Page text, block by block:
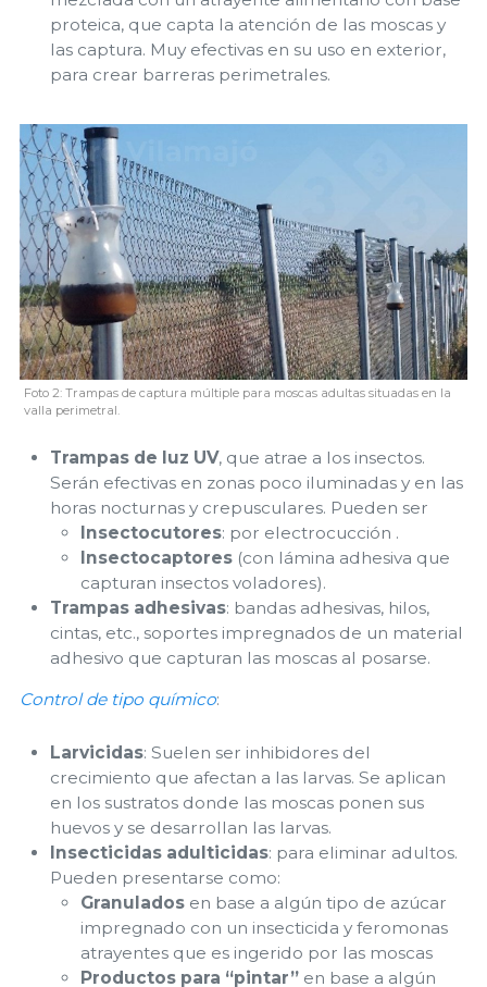
proteica, que capta la atención de las moscas y
las captura. Muy efectivas en su uso en exterior,
para crear barreras perimetrales.
Foto 2: Trampas de captura múltiple para moscas adultas situadas en la
valla perimetral.
Trampas de luz UV, que atrae a los insectos.
Serán efectivas en zonas poco iluminadas y en las
horas nocturnas y crepusculares. Pueden ser
Insectocutores: por electrocucción .
Insectocaptores (con lámina adhesiva que
capturan insectos voladores).
Trampas adhesivas: bandas adhesivas, hilos,
cintas, etc., soportes impregnados de un material
adhesivo que capturan las moscas al posarse.
Control de tipo químico:
Larvicidas: Suelen ser inhibidores del
crecimiento que afectan a las larvas. Se aplican
en los sustratos donde las moscas ponen sus
huevos y se desarrollan las larvas.
Insecticidas adulticidas: para eliminar adultos.
Pueden presentarse como:
Granulados en base a algún tipo de azúcar
impregnado con un insecticida y feromonas
atrayentes que es ingerido por las moscas
Productos para “pintar” en base a algún